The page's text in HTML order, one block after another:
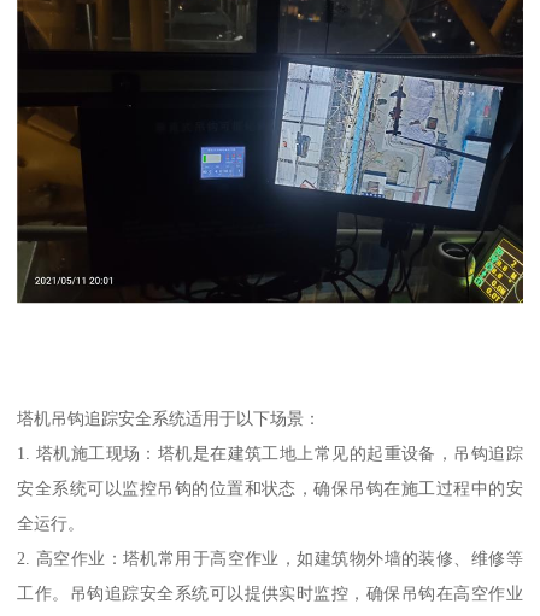
塔机吊钩追踪安全系统适用于以下场景：
1. 塔机施工现场：塔机是在建筑工地上常见的起重设备，吊钩追踪
安全系统可以监控吊钩的位置和状态，确保吊钩在施工过程中的安
全运行。
2. 高空作业：塔机常用于高空作业，如建筑物外墙的装修、维修等
工作。吊钩追踪安全系统可以提供实时监控，确保吊钩在高空作业